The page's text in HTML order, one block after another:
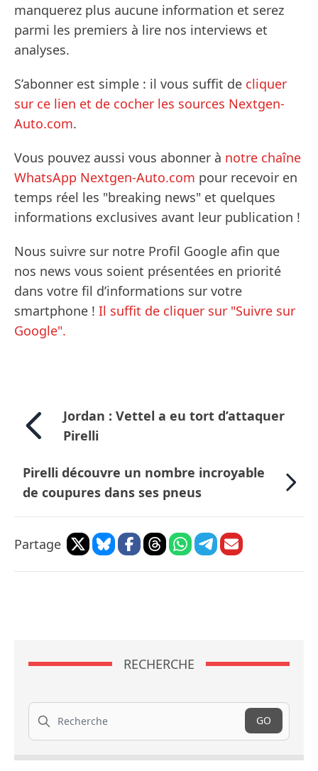
manquerez plus aucune information et serez
parmi les premiers à lire nos interviews et
analyses.
S’abonner est simple : il vous suffit de cliquer
sur ce lien et de cocher les sources Nextgen-
Auto.com.
Vous pouvez aussi vous abonner à notre chaîne
WhatsApp Nextgen-Auto.com pour recevoir en
temps réel les "breaking news" et quelques
informations exclusives avant leur publication !
Nous suivre sur notre Profil Google afin que
nos news vous soient présentées en priorité
dans votre fil d’informations sur votre
smartphone ! Il suffit de cliquer sur "Suivre sur
Google".
Jordan : Vettel a eu tort d’attaquer
Pirelli
Pirelli découvre un nombre incroyable
de coupures dans ses pneus
Partage
RECHERCHE
Recherche
GO